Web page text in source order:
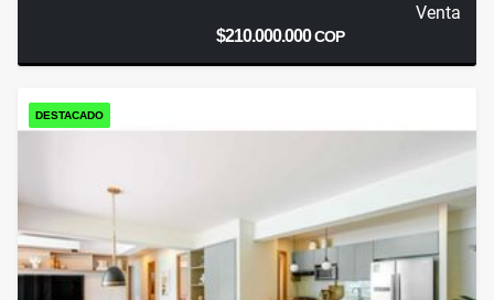
Venta
$210.000.000COP
DESTACADO